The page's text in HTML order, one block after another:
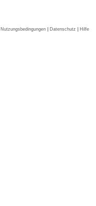
Nutzungsbedingungen | Datenschutz | Hilfe